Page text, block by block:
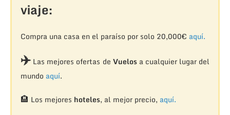
viaje:
Compra una casa en el paraíso por solo 20,000€ aquí.
✈️Las mejores ofertas de Vuelosa cualquier lugar del
mundo aquí.
🏨 Los mejores hoteles, al mejor precio, aquí.